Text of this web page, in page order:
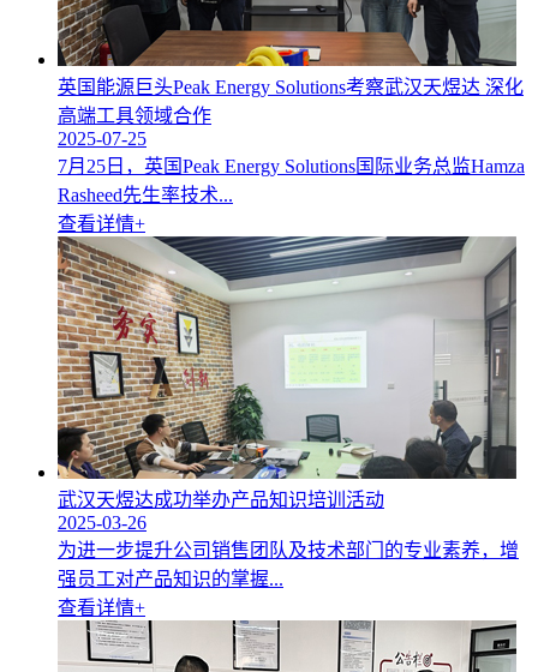
英国能源巨头Peak Energy Solutions考察武汉天煜达 深化
高端工具领域合作
2025-07-25
7月25日，英国Peak Energy Solutions国际业务总监Hamza
Rasheed先生率技术...
查看详情+
武汉天煜达成功举办产品知识培训活动
2025-03-26
为进一步提升公司销售团队及技术部门的专业素养，增
强员工对产品知识的掌握...
查看详情+